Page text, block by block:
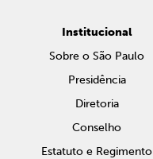
Institucional
Sobre o São Paulo
Presidência
Diretoria
Conselho
Estatuto e Regimento